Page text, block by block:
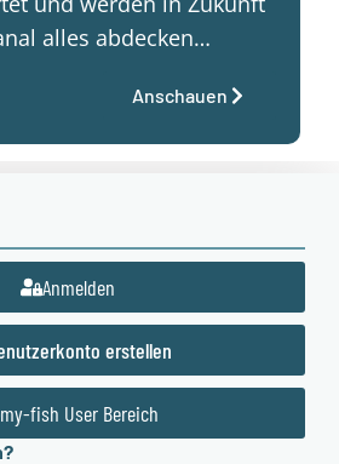
alles abdecken…
Anschauen
Anmelden
erstellen
my-fish User Bereich